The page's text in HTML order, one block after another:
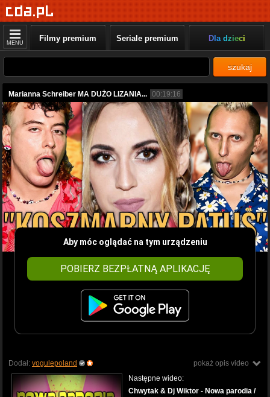
MENU Filmy premium Seriale premium Dla dzieci
szukaj
Marianna Schreiber MA DUŻO LIZANIA... 00:19:16
Aby móc oglądać na tym urządzeniu
POBIERZ BEZPŁATNĄ APLIKACJĘ
pokaż opis video
Dodał: vogulepoland
Następne wideo:
Chwytak & Dj Wiktor - Nowa parodia /